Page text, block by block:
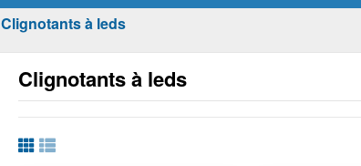
Clignotants à leds
Clignotants à leds